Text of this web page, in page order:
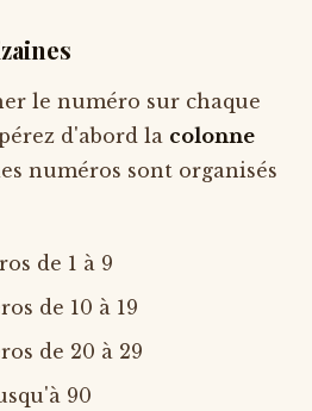
le numéro sur chaque
d'abord la colonne
numéros sont organisés
de 1 à 9
de 10 à 19
de 20 à 29
90